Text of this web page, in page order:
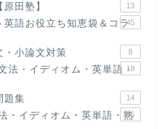
田塾】 13
英語お役立ち知恵袋＆コラ45
・小論文対策 8
法・イディオム・英単語・
18
題集 14
・イディオム・英単語・熟
15